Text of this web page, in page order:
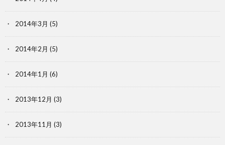
2014年3月 (5)
2014年2月 (5)
2014年1月 (6)
2013年12月 (3)
2013年11月 (3)